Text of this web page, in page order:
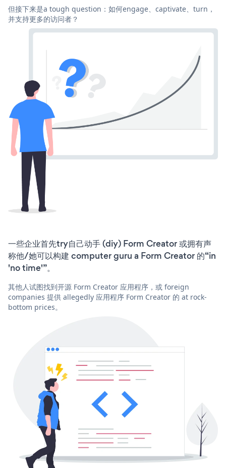
但接下来是a tough question：如何engage、captivate、turn，
并支持更多的访问者？
一些企业首先try自己动手 (diy) Form Creator 或拥有声
称他/她可以构建 computer guru a Form Creator 的“in
'no time'”。
其他人试图找到开源 Form Creator 应用程序，或 foreign
companies 提供 allegedly 应用程序 Form Creator 的 at rock-
bottom prices。